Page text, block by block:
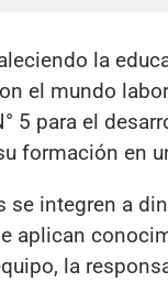
la
el mundo
5 para el
formación en
integren a
aplican
la